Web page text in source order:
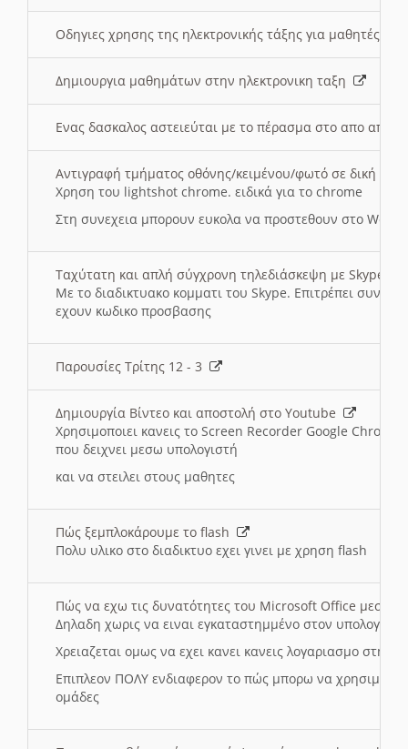
Οδηγιες χρησης της ηλεκτρονικής τάξης για μαθητές
Δημιουργια μαθημάτων στην ηλεκτρονικη ταξη
Ενας δασκαλος αστειεύται με το πέρασμα στο απο
Αντιγραφή τμήματος οθόνης/κειμένου/φωτό σε δική
Χρηση του lightshot chrome. ειδικά για το chrome
Στη συνεχεια μπορουν ευκολα να προστεθουν στο Word
Ταχύτατη και απλή σύγχρονη τηλεδιάσκεψη με Skype
Με το διαδικτυακο κομματι του Skype. Επιτρέπει
εχουν κωδικο προσβασης
Παρουσίες Τρίτης 12 - 3
Δημιουργία Βίντεο και αποστολή στο Youtube
Χρησιμοποιει κανεις το Screen Recorder Google Chrome
που δειχνει μεσω υπολογιστή
και να στειλει στους μαθητες
Πώς ξεμπλοκάρουμε το flash
Πολυ υλικο στο διαδικτυο εχει γινει με χρηση flash
Πώς να εχω τις δυνατότητες του Microsoft Office μεσω
Δηλαδη χωρις να ειναι εγκαταστημμένο στον
Χρειαζεται ομως να εχει κανει κανεις λογαριασμο στη
Επιπλεον ΠΟΛΥ ενδιαφερον το πώς μπορω να
ομάδες